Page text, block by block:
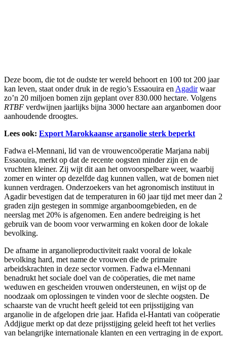
Deze boom, die tot de oudste ter wereld behoort en 100 tot 200 jaar
kan leven, staat onder druk in de regio’s Essaouira en Agadirwaar
zo’n 20 miljoen bomen zijn geplant over 830.000 hectare. Volgens
RTBF verdwijnen jaarlijks bijna 3000 hectare aan arganbomen door
aanhoudende droogtes.
Lees ook: Export Marokkaanse arganolie sterk beperkt
Fadwa el-Mennani, lid van de vrouwencoöperatie Marjana nabij
Essaouira, merkt op dat de recente oogsten minder zijn en de
vruchten kleiner. Zij wijt dit aan het onvoorspelbare weer, waarbij
zomer en winter op dezelfde dag kunnen vallen, wat de bomen niet
kunnen verdragen. Onderzoekers van het agronomisch instituut in
Agadir bevestigen dat de temperaturen in 60 jaar tijd met meer dan 2
graden zijn gestegen in sommige arganboomgebieden, en de
neerslag met 20% is afgenomen. Een andere bedreiging is het
gebruik van de boom voor verwarming en koken door de lokale
bevolking.
De afname in arganolieproductiviteit raakt vooral de lokale
bevolking hard, met name de vrouwen die de primaire
arbeidskrachten in deze sector vormen. Fadwa el-Mennani
benadrukt het sociale doel van de coöperaties, die met name
weduwen en gescheiden vrouwen ondersteunen, en wijst op de
noodzaak om oplossingen te vinden voor de slechte oogsten. De
schaarste van de vrucht heeft geleid tot een prijsstijging van
arganolie in de afgelopen drie jaar. Hafida el-Hantati van coöperatie
Addjigue merkt op dat deze prijsstijging geleid heeft tot het verlies
van belangrijke internationale klanten en een vertraging in de export.